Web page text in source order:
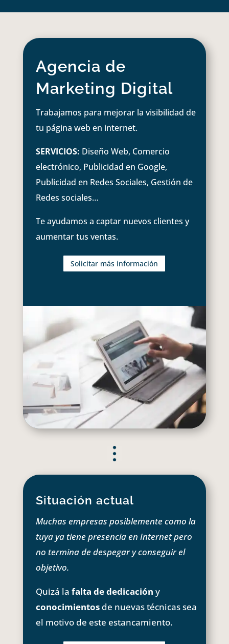
Agencia de
Marketing Digital
Trabajamos para mejorar la visibilidad de
tu página web en internet.
SERVICIOS: Diseño Web, Comercio
electrónico, Publicidad en Google,
Publicidad en Redes Sociales, Gestión de
Redes sociales…
Te ayudamos a captar nuevos clientes y
aumentar tus ventas.
Solicitar más información
Situación actual
Muchas empresas posiblemente como la
tuya ya tiene presencia en Internet pero
no termina de despegar y conseguir el
objetivo.
Quizá la falta de dedicación y
conocimientosde nuevas técnicas sea
el motivo de este estancamiento.